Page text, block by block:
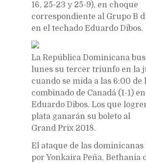
16, 25-23 y 25-9), en choque
correspondiente al Grupo B
en el techado Eduardo Dibos.
La República Dominicana
lunes su tercer triunfo en la
cuando se mida a las 6:00 de
combinado de Canadá (1-1)
Eduardo Dibos. Los que
plata ganarán su boleto al
Grand Prix 2018.
El ataque de las
por Yonkaira Peña, Bethania